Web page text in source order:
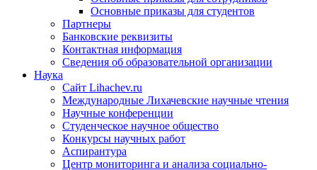
Основные приказы для студентов
Партнеры
Банковские реквизиты
Контактная информация
Сведения об образовательной организации
Наука
Сайт Lihachev.ru
Международные Лихачевские научные чтения
Научные конференции
Студенческое научное общество
Конкурсы научных работ
Аспирантура
Центр мониторинга и анализа социально-